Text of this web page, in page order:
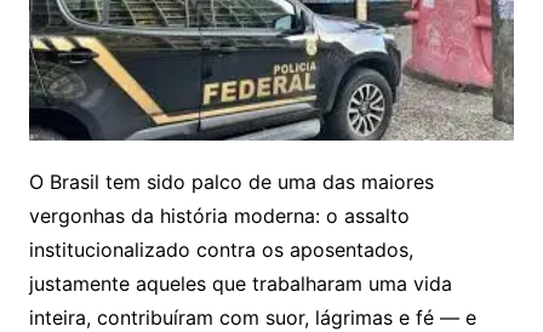
O Brasil tem sido palco de uma das maiores
vergonhas da história moderna: o assalto
institucionalizado contra os aposentados,
justamente aqueles que trabalharam uma vida
inteira, contribuíram com suor, lágrimas e fé — e